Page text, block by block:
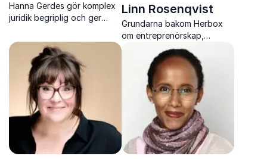
Hanna Gerdes gör komplex
juridik begriplig och ger
snabba
samhällsförändringar
Linn Rosenqvist
Grundarna bakom Herbox
om entreprenörskap,
säljtänk och hur man bygger
tillväxt med ett starkt syfte